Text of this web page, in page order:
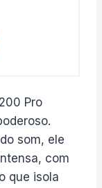
Pro
som, ele
com
que isola